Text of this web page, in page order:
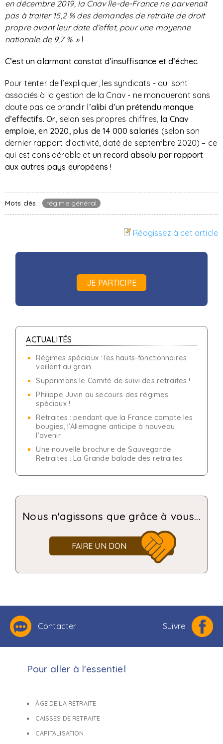
en décembre 2019, la Cnav Île-de-France ne parvenait
pas à traiter 15,2 % des demandes de retraite de droit
propre avant leur date d’effet, pour une moyenne
nationale de 9,7 %. »!
C’est un alarmant constat d’insuffisance et d’échec.
Pour tenter de l’expliquer, les syndicats - qui sont
associés à la gestion de la Cnav - ne manqueront sans
doute pas de brandir l’alibi d’un prétendu manque
d’effectifs. Or, selon ses propres chiffres, la Cnav
emploie, en 2020, plus de 14 000 salariés (selon son
dernier rapport d’activité, daté de septembre 2020) – ce
qui est considérable et un record absolu par rapport
aux autres pays européens !
Mots clés : régime général
Réagissez à cet article
JE PARTICIPE
ACTUALITÉS
Régimes spéciaux : les hauts-fonctionnaires
veillent au grain
Supprimons le Comité de suivi des retraites !
Philippe Juvin au secours des régimes
spéciaux !
Retraites : pendant que la France compte les
bougies, l’Allemagne anticipe à nouveau
l’avenir
Une nouvelle brochure de Sauvegarde
Retraites : La Grande balade des retraites
Nous n'agissons que grâce à vous...
FAIRE UN DON
Contacter Suivre
Pour aller à l'essentiel
ÂGE DE LA RETRAITE
CAISSES DE RETRAITE
CAPITALISATION